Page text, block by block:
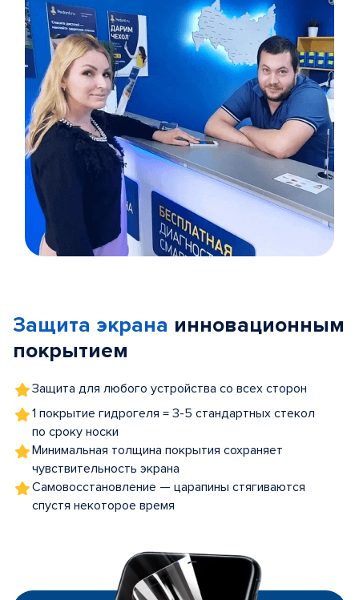
5
Защита экрана инновационным
покрытием
Защита для любого устройства со всех сторон
1 покрытие гидрогеля = 3-5 стандартных стекол
по сроку носки
Минимальная толщина покрытия сохраняет
чувствительность экрана
Самовосстановление — царапины стягиваются
спустя некоторое время